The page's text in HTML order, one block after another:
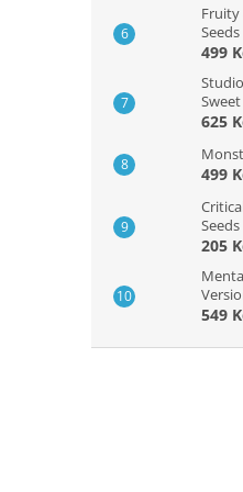
Fruity
Seeds
499
625
499
Seeds
205
549